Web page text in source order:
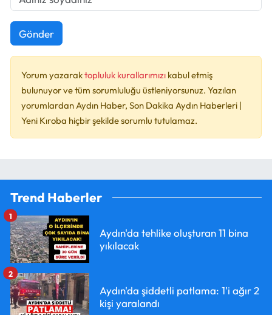
Gönder
Yorum yazaraktopluluk kurallarımızı kabul etmiş
bulunuyor ve tüm sorumluluğu üstleniyorsunuz. Yazılan
yorumlardan Aydın Haber, Son Dakika Aydın Haberleri |
Yeni Kıroba hiçbir şekilde sorumlu tutulamaz.
Trend Haberler
Aydın'da tehlike oluşturan 11 bina
yıkılacak
1
Aydın'da şiddetli patlama: 1'i ağır 2
kişi yaralandı
2